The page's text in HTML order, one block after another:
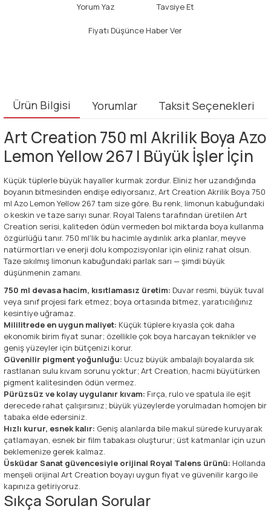
Yorum Yaz Tavsiye Et
Fiyatı Düşünce Haber Ver
Ürün Bilgisi Yorumlar Taksit Seçenekleri
Art Creation 750 ml Akrilik Boya Azo
Lemon Yellow 267 | Büyük İşler İçin
Küçük tüplerle büyük hayaller kurmak zordur. Eliniz her uzandığında
boyanın bitmesinden endişe ediyorsanız, Art Creation Akrilik Boya 750
ml Azo Lemon Yellow 267 tam size göre. Bu renk, limonun kabuğundaki
o keskin ve taze sarıyı sunar. Royal Talens tarafından üretilen Art
Creation serisi, kaliteden ödün vermeden bol miktarda boya kullanma
özgürlüğü tanır. 750 ml'lik bu hacimle aydınlık arka planlar, meyve
natürmortları ve enerji dolu kompozisyonlar için eliniz rahat olsun.
Taze sıkılmış limonun kabuğundaki parlak sarı — şimdi büyük
düşünmenin zamanı.
750 ml devasa hacim, kısıtlamasız üretim: Duvar resmi, büyük tuval
veya sınıf projesi fark etmez; boya ortasında bitmez, yaratıcılığınız
kesintiye uğramaz.
Mililitrede en uygun maliyet: Küçük tüplere kıyasla çok daha
ekonomik birim fiyat sunar; özellikle çok boya harcayan teknikler ve
geniş yüzeyler için bütçenizi korur.
Güvenilir pigment yoğunluğu: Ucuz büyük ambalajlı boyalarda sık
rastlanan sulu kıvam sorunu yoktur; Art Creation, hacmi büyütürken
pigment kalitesinden ödün vermez.
Pürüzsüz ve kolay uygulanır kıvam: Fırça, rulo ve spatula ile eşit
derecede rahat çalışırsınız; büyük yüzeylerde yorulmadan homojen bir
tabaka elde edersiniz.
Hızlı kurur, esnek kalır: Geniş alanlarda bile makul sürede kuruyarak
çatlamayan, esnek bir film tabakası oluşturur; üst katmanlar için uzun
beklemenize gerek kalmaz.
Üsküdar Sanat güvencesiyle orijinal Royal Talens ürünü: Hollanda
menşeli orijinal Art Creation boyayı uygun fiyat ve güvenilir kargo ile
kapınıza getiriyoruz.
Sıkça Sorulan Sorular